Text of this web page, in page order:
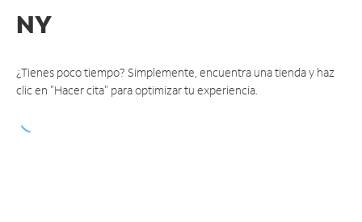
NY
¿Tienes poco tiempo? Simplemente, encuentra una tienda y haz
clic en "Hacer cita" para optimizar tu experiencia.